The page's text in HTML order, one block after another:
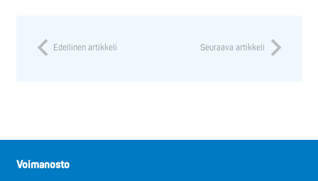
Edellinen artikkeli Seuraava artikkeli
Voimanosto